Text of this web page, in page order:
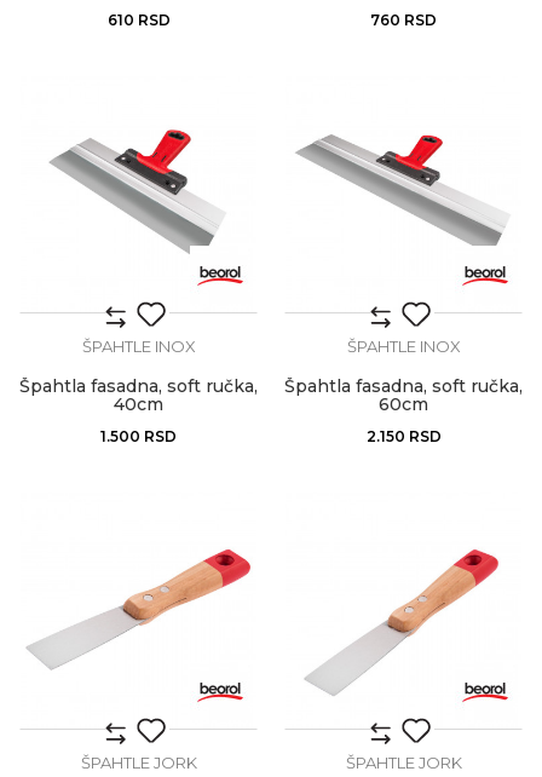
610 RSD 760 RSD
ŠPAHTLE INOX
Špahtla fasadna, soft ručka,
40cm
1.500 RSD
ŠPAHTLE INOX
Špahtla fasadna, soft ručka,
60cm
2.150 RSD
ŠPAHTLE JORK ŠPAHTLE JORK